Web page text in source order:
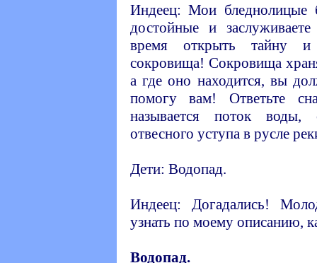
Индеец: Мои бледнолицые
достойные и
время открыть тайну и
сокровища! Сокровища
а где оно находится, вы
помогу вам! Ответьте
называется поток воды,
отвесного уступа в русле
Дети: Водопад.
Индеец: Догадались!
узнать по моему описанию,
Водопад.